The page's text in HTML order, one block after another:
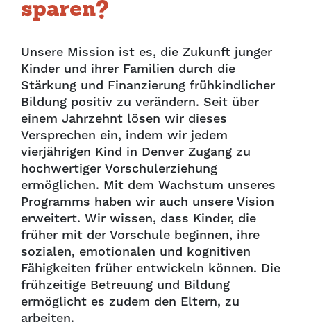
sparen?
Unsere Mission ist es, die Zukunft junger
Kinder und ihrer Familien durch die
Stärkung und Finanzierung frühkindlicher
Bildung positiv zu verändern. Seit über
einem Jahrzehnt lösen wir dieses
Versprechen ein, indem wir jedem
vierjährigen Kind in Denver Zugang zu
hochwertiger Vorschulerziehung
ermöglichen. Mit dem Wachstum unseres
Programms haben wir auch unsere Vision
erweitert. Wir wissen, dass Kinder, die
früher mit der Vorschule beginnen, ihre
sozialen, emotionalen und kognitiven
Fähigkeiten früher entwickeln können. Die
frühzeitige Betreuung und Bildung
ermöglicht es zudem den Eltern, zu
arbeiten.